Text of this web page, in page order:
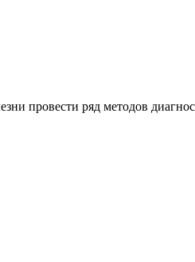
провести ряд методов